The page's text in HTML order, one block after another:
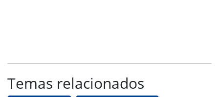
Temas relacionados